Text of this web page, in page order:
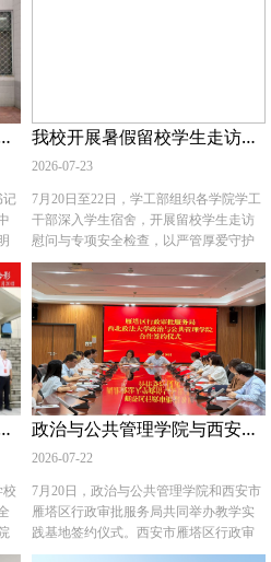
时代军地共建、军民同心的崭新篇章。
氢能、电网5个专项工作组进行换届，同
单位。经自主申报、协商确认和择优遴
选，新一届组成单位名单于2026年7月20
日正式公布。 近年来，国际法学院（国
际仲裁学院）围绕国际能源合作法律机
制、“一带一路”沿线国家能源法、中亚能
源法等方向持续开展研究，培养了一批
具有国际视野的能源法治人才。此次入
选，充分体现了我校在国际能源法领域
的学术积淀与综合实力，也为学校提供
了更加广阔的国际交流平台，有助于进
一步推进与国际可再生能源署及相关机
构的务实合作，推动国际能源法学科建
非洲研究院开展访问交流
记
我校开展暑假留校学生走访慰问工作
2026-07-23
7月20日至22日，学工部组织各学院学工
干部深入学生宿舍，开展留校学生走访
慰问与专项安全检查，以严管厚爱守护
留校学生平安。 走访过程中，各学院分
管学生工作的副书记和留校年级学生辅
导员逐间对照留校学生信息台账，做到
底数清、情况明、动态准。专项排查宿
舍大功率电器、私拉电线等安全风险隐
患，针对存在问题督促学生及时整改。
深入开展假期出行交通安全、网络安全
等各类安全教育。学工干部在走访中细
致询问学生暑期复习备考、实习实践、
须严格遵守假期宿舍管理规定，遇到困
难或安全问题第一时间联系辅导员。
（供稿：党委学工部 撰稿：席捷 审核：
蒋国纲）
学校公安学类专业教学指导委员会第一次全体会议
校
政治与公共管理学院与西安市雁塔区行政审批服务局共建教学实践基地
2026-07-22
7月20日，政治与公共管理学院和西安市
雁塔区行政审批服务局共同举办教学实
践基地签约仪式。西安市雁塔区行政审
批服务局副局长王芳乐、张炜合，政务